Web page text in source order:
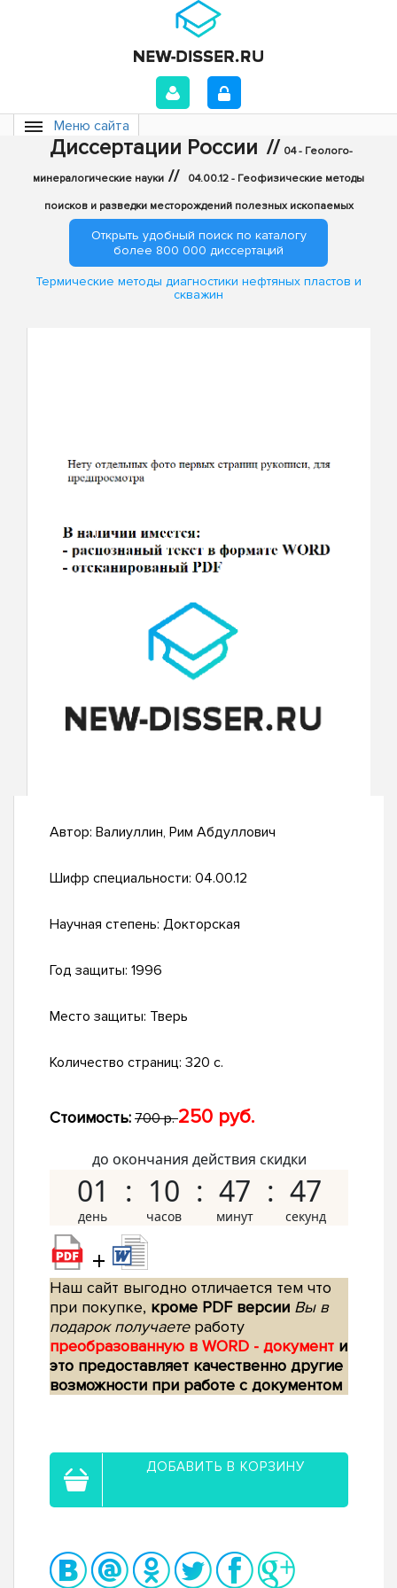
Меню сайта
Диссертации России // 04 - Геолого-
минералогические науки // 04.00.12 - Геофизические методы
поисков и разведки месторождений полезных ископаемых
Открыть удобный поиск по каталогу
более 800 000 диссертаций
Термические методы диагностики нефтяных пластов и
скважин
Автор: Валиуллин, Рим Абдуллович
Шифр специальности: 04.00.12
Научная степень: Докторская
Год защиты: 1996
Место защиты: Тверь
Количество страниц: 320 с.
Стоимость: 700 р.250 руб.
до окончания действия скидки
01 10 47 46
+
Наш сайт выгодно отличается тем что
при покупке, кроме PDF версии Вы в
подарок получаетеработу
преобразованную в WORD - документ и
это предоставляет качественно другие
возможности при работе с документом
ДОБАВИТЬ В КОРЗИНУ